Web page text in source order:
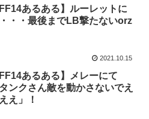
FF14あるある】ルーレットに
・・最後までLB撃たないorz
2021.10.15
FF14あるある】メレーにて
タンクさん敵を動かさないでえ
え」！